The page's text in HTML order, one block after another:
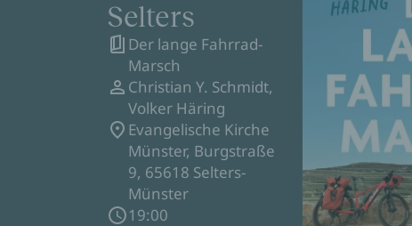
Selters
Der lange Fahrrad-
Marsch
Christian Y. Schmidt,
Volker Häring
Evangelische Kirche
Münster, Burgstraße
9, 65618 Selters-
Münster
19:00